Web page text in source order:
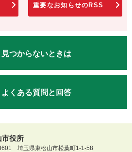
重要なお知らせのRSS
見つからないときは
よくある質問と回答
市役所
埼玉県東松山市松葉町1-1-58